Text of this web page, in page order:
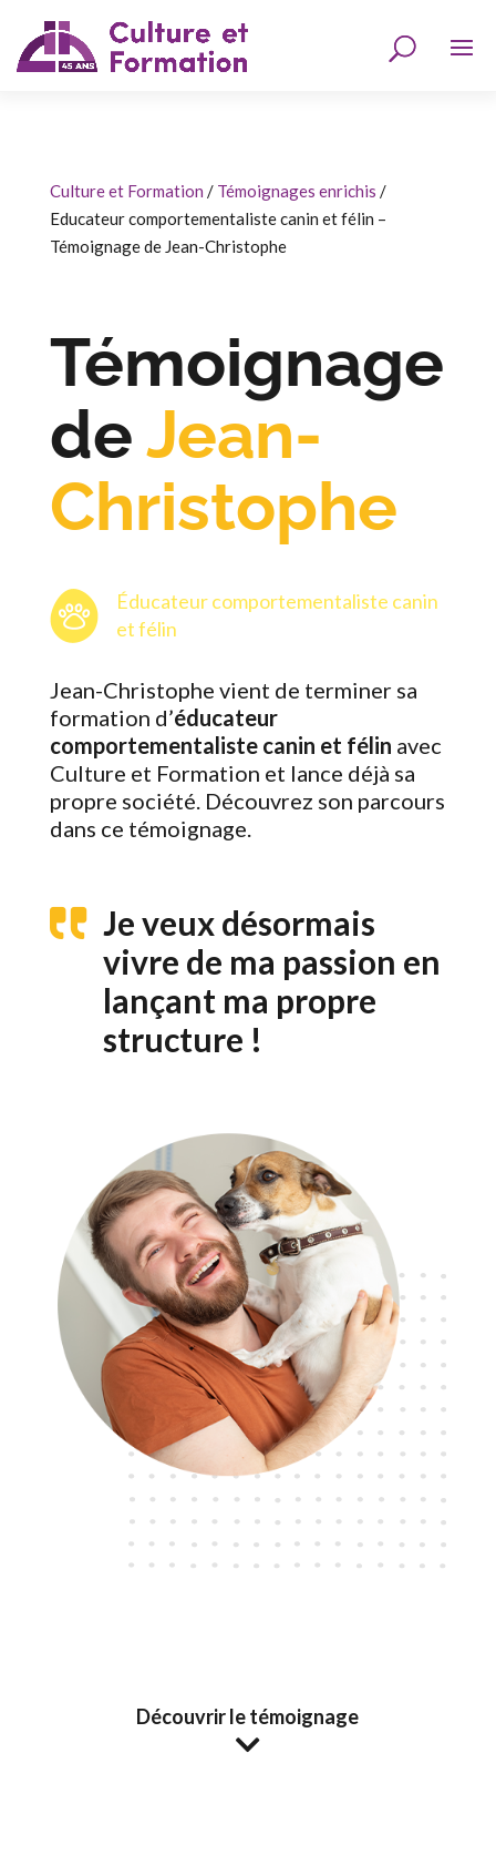
Culture et Formation / Témoignages enrichis /
Educateur comportementaliste canin et félin –
Témoignage de Jean-Christophe
Témoignage
deJean-
Christophe
Éducateur comportementaliste canin
et félin
Jean-Christophe vient de terminer sa
formation d’éducateur
comportementaliste canin et félin avec
Culture et Formation et lance déjà sa
propre société. Découvrez son parcours
dans ce témoignage.
Je veux désormais
vivre de ma passion en
lançant ma propre
structure !
Découvrir le témoignage